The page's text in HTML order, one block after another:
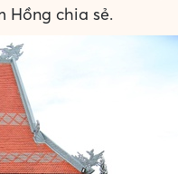
Hồng chia sẻ.